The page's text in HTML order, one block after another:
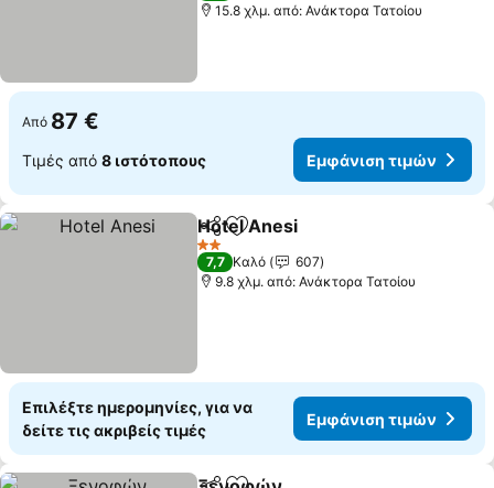
15.8 χλμ. από: Ανάκτορα Τατοίου
Από 87 €
Τιμές από 8 ιστότοπους Εμφάνιση τιμών
Κοινοποίηση
Προσθήκη στα αγαπημένα
Hotel Anesi
2 Αστέρια
7,7 Καλό
607
9.8 χλμ. από: Ανάκτορα Τατοίου
Επιλέξτε ημερομηνίες, για να
δείτε τις ακριβείς τιμές
Εμφάνιση τιμών